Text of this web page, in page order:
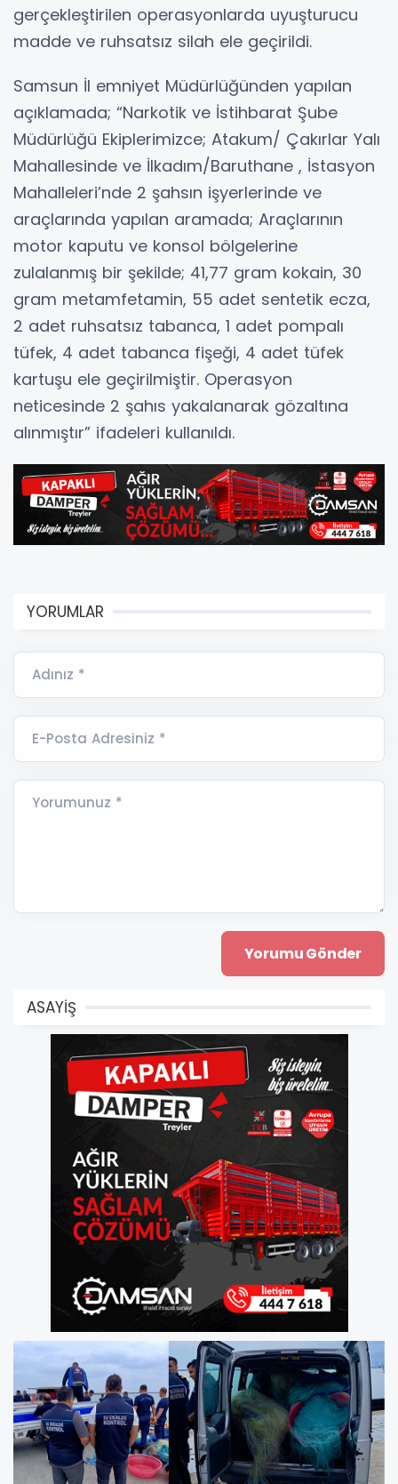
gerçekleştirilen operasyonlarda uyuşturucu
madde ve ruhsatsız silah ele geçirildi.
Samsun İl emniyet Müdürlüğünden yapılan
açıklamada; “Narkotik ve İstihbarat Şube
Müdürlüğü Ekiplerimizce; Atakum/ Çakırlar Yalı
Mahallesinde ve İlkadım/Baruthane , İstasyon
Mahalleleri’nde 2 şahsın işyerlerinde ve
araçlarında yapılan aramada; Araçlarının
motor kaputu ve konsol bölgelerine
zulalanmış bir şekilde; 41,77 gram kokain, 30
gram metamfetamin, 55 adet sentetik ecza,
2 adet ruhsatsız tabanca, 1 adet pompalı
tüfek, 4 adet tabanca fişeği, 4 adet tüfek
kartuşu ele geçirilmiştir. Operasyon
neticesinde 2 şahıs yakalanarak gözaltına
alınmıştır” ifadeleri kullanıldı.
YORUMLAR
Adınız *
E-Posta Adresiniz *
Yorumunuz *
ASAYİŞ